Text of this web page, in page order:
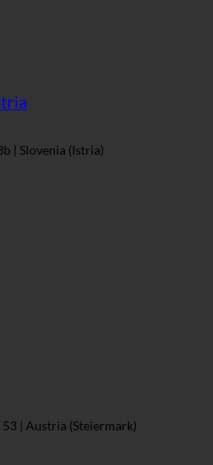
| Slovenia (Istria)
| Austria (Steiermark)